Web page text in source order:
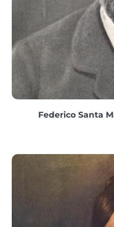
Federico Santa